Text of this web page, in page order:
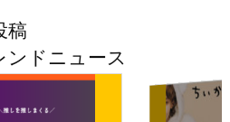
稿
ンドニュース